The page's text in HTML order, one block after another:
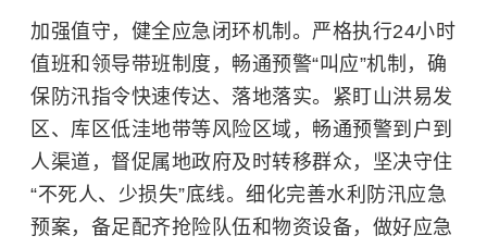
加强值守，健全应急闭环机制。严格执行24小时
值班和领导带班制度，畅通预警“叫应”机制，确
保防汛指令快速传达、落地落实。紧盯山洪易发
区、库区低洼地带等风险区域，畅通预警到户到
人渠道，督促属地政府及时转移群众，坚决守住
“不死人、少损失”底线。细化完善水利防汛应急
预案，备足配齐抢险队伍和物资设备，做好应急